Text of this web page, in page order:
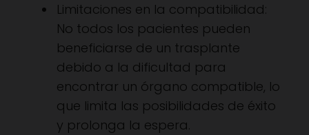
Limitaciones en la compatibilidad:
No todos los pacientes pueden
beneficiarse de un trasplante
debido a la dificultad para
encontrar un órgano compatible, lo
que limita las posibilidades de éxito
y prolonga la espera.